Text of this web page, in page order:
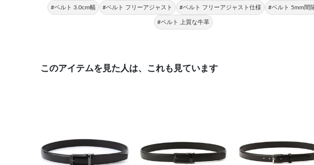
#ベルト 3.0cm幅 #ベルト フリーアジャスト #ベルト フリーアジャスト仕様 #ベルト 5mm間
#ベルト 上質な牛革
このアイテムを見た人は、これも見ています